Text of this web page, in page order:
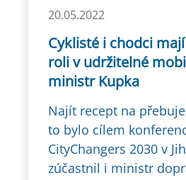
20.05.2022
Cyklisté i chodci
roli v udržitelné
ministr Kupka
Najít recept na
to bylo cílem
CityChangers 2030 v
zúčastnil i ministr